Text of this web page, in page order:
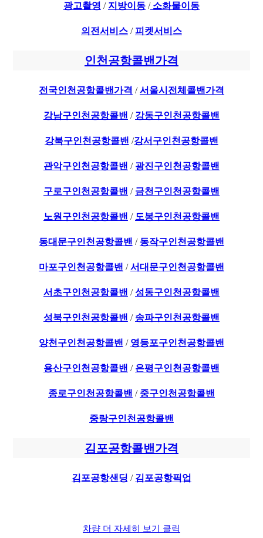
광고촬영 / 지방이동 / 소화물이동
의전서비스 /피켓서비스
인천공항콜밴가격
전국인천공항콜밴가격 /서울시전체콜밴가격
강남구인천공항콜밴 / 강동구인천공항콜밴
강북구인천공항콜밴 /강서구인천공항콜밴
관악구인천공항콜밴 / 광진구인천공항콜밴
구로구인천공항콜밴 / 금천구인천공항콜밴
노원구인천공항콜밴 / 도봉구인천공항콜밴
동대문구인천공항콜밴 / 동작구인천공항콜밴
마포구인천공항콜밴 /서대문구인천공항콜밴
서초구인천공항콜밴 /성동구인천공항콜밴
성북구인천공항콜밴 / 송파구인천공항콜밴
양천구인천공항콜밴 / 영등포구인천공항콜밴
용산구인천공항콜밴 / 은평구인천공항콜밴
종로구인천공항콜밴 / 중구인천공항콜밴
중랑구인천공항콜밴
김포공항콜밴가격
김포공항샌딩 / 김포공항픽업
차량 더 자세히 보기 클릭